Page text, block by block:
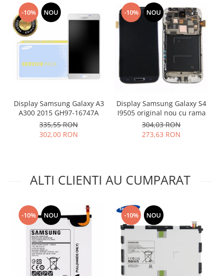
Apple
Asus
HTC
Huawei
Nokia
Oppo
Sony
Rama mijloc telefon
Vodafone
Xiaomi
Touchscreen
ALCATEL
-10% NOU
Display Samsung Galaxy A3
A300 2015 GH97-16747A
335,55 RON
302,00 RON
-10% NOU
Display Samsung Galaxy S4
I9505 original nou cu rama
304,03 RON
273,63 RON
ALTI CLIENTI AU CUMPARAT
-10% NOU -10% NOU